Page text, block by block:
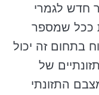
חדש לגמרי
ככל שמספר
בתחום זה יכול
של
התזונתי